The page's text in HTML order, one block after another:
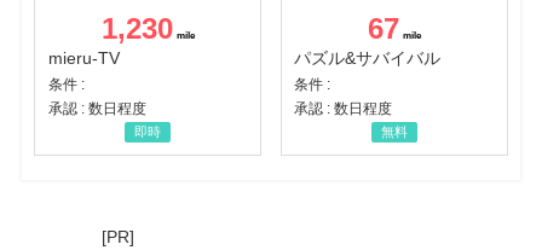
1,230
mieru-TV
条件 :
承認 : 数日程度
即時
67
パズル&サバイバル
条件 :
承認 : 数日程度
無料
[PR]